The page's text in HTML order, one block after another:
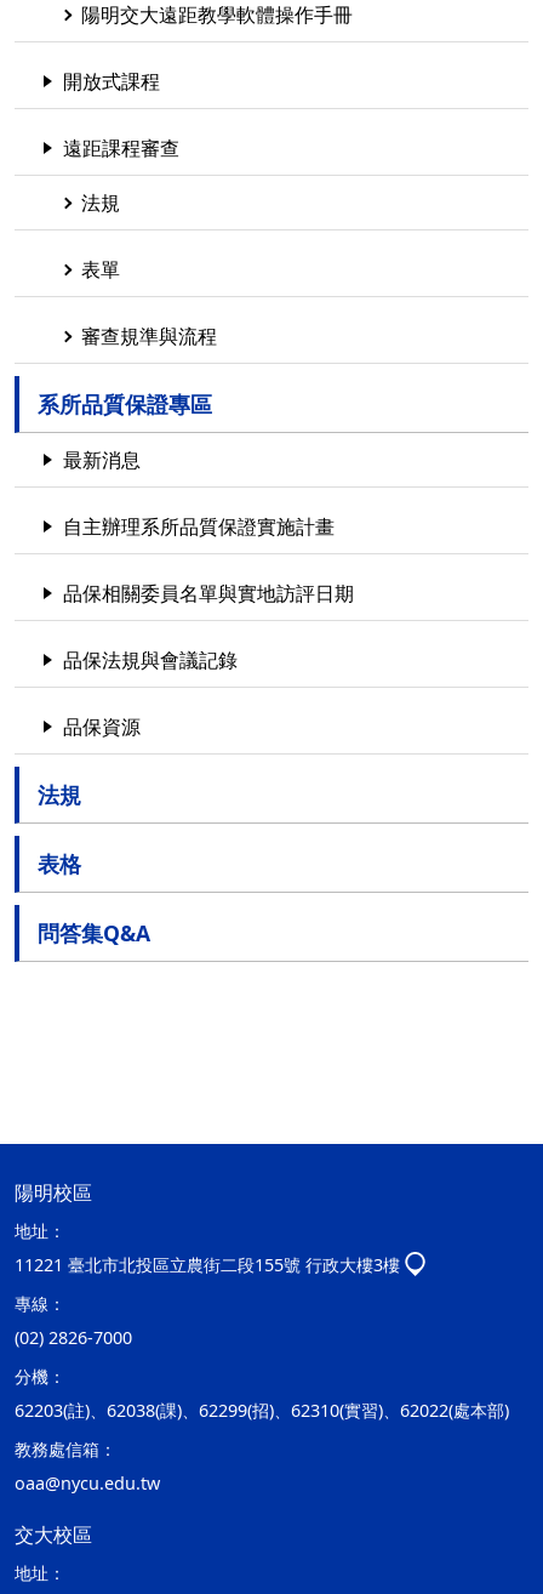
陽明交大遠距教學軟體操作手冊
開放式課程
遠距課程審查
法規
表單
審查規準與流程
系所品質保證專區
最新消息
自主辦理系所品質保證實施計畫
品保相關委員名單與實地訪評日期
品保法規與會議記錄
品保資源
法規
表格
問答集Q&A
陽明校區
地址：
11221 臺北市北投區立農街二段155號 行政大樓3樓
專線：
(02) 2826-7000
分機：
62203(註)、62038(課)、62299(招)、62310(實習)、62022(處本部)
教務處信箱：
oaa@nycu.edu.tw
交大校區
地址：